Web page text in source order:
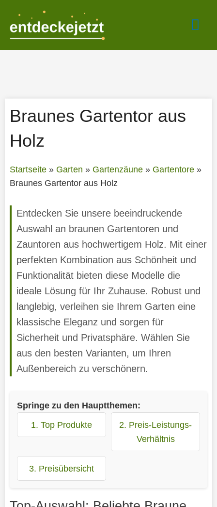
springen
Braunes Gartentor aus
Holz
Startseite» Garten » Gartenzäune» Gartentore»
Braunes Gartentor aus Holz
Entdecken Sie unsere beeindruckende
Auswahl an braunen Gartentoren und
Zauntoren aus hochwertigem Holz. Mit einer
perfekten Kombination aus Schönheit und
Funktionalität bieten diese Modelle die
ideale Lösung für Ihr Zuhause. Robust und
langlebig, verleihen sie Ihrem Garten eine
klassische Eleganz und sorgen für
Sicherheit und Privatsphäre. Wählen Sie
aus den besten Varianten, um Ihren
Außenbereich zu verschönern.
Springe zu den Hauptthemen:
1. Top Produkte
2. Preis-Leistungs-
Verhältnis
3. Preisübersicht